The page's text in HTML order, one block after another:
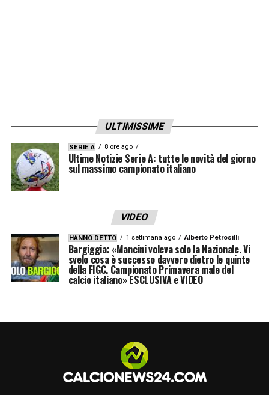
ULTIMISSIME
SERIE A 8 ore ago
Ultime Notizie Serie A: tutte le novità del giorno
sul massimo campionato italiano
VIDEO
HANNO DETTO 1 settimana ago Alberto Petrosilli
Bargiggia: «Mancini voleva solo la Nazionale. Vi
svelo cosa è successo davvero dietro le quinte
della FIGC. Campionato Primavera male del
calcio italiano» ESCLUSIVA e VIDEO